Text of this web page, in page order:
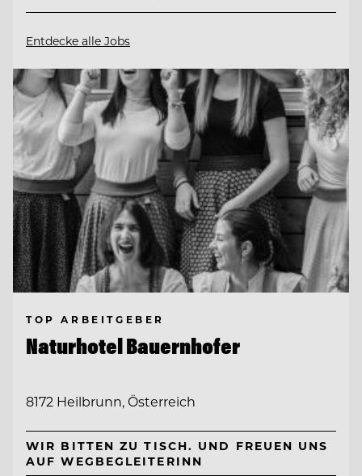
Entdecke alle Jobs
TOP ARBEITGEBER
Naturhotel Bauernhofer
8172 Heilbrunn, Österreich
WIR BITTEN ZU TISCH. UND FREUEN UNS
AUF WEGBEGLEITERINN